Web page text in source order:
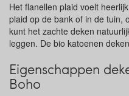
Het flanellen plaid voelt
plaid op de bank of in de tuin,
kunt het zachte deken
leggen. De bio katoenen
Eigenschappen
Boho